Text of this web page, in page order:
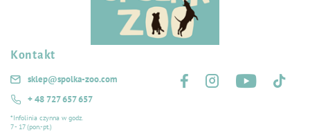
Kontakt
sklep@spolka-zoo.com
+ 48 727 657 657
*Infolinia czynna w godz.
7 - 17 (pon.-pt.)